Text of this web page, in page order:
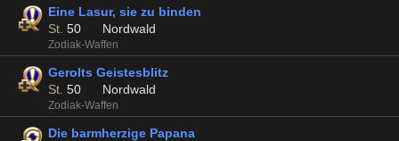
Eine Lasur, sie zu binden
St. 50 Nordwald
Zodiak-Waffen
Gerolts Geistesblitz
St. 50 Nordwald
Zodiak-Waffen
Die barmherzige Papana